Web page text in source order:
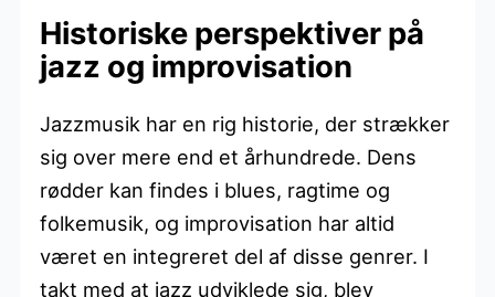
Historiske perspektiver på
jazz og improvisation
Jazzmusik har en rig historie, der strækker
sig over mere end et århundrede. Dens
rødder kan findes i blues, ragtime og
folkemusik, og improvisation har altid
været en integreret del af disse genrer. I
takt med at jazz udviklede sig, blev